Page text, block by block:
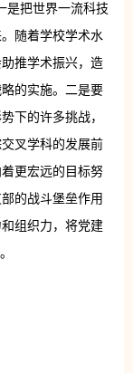
是把世界一流科技
随着学校学术水
推学术振兴，造
的实施。二是要
下的许多挑战，
叉学科的发展前
更宏远的目标努
的战斗堡垒作用
组织力，将党建